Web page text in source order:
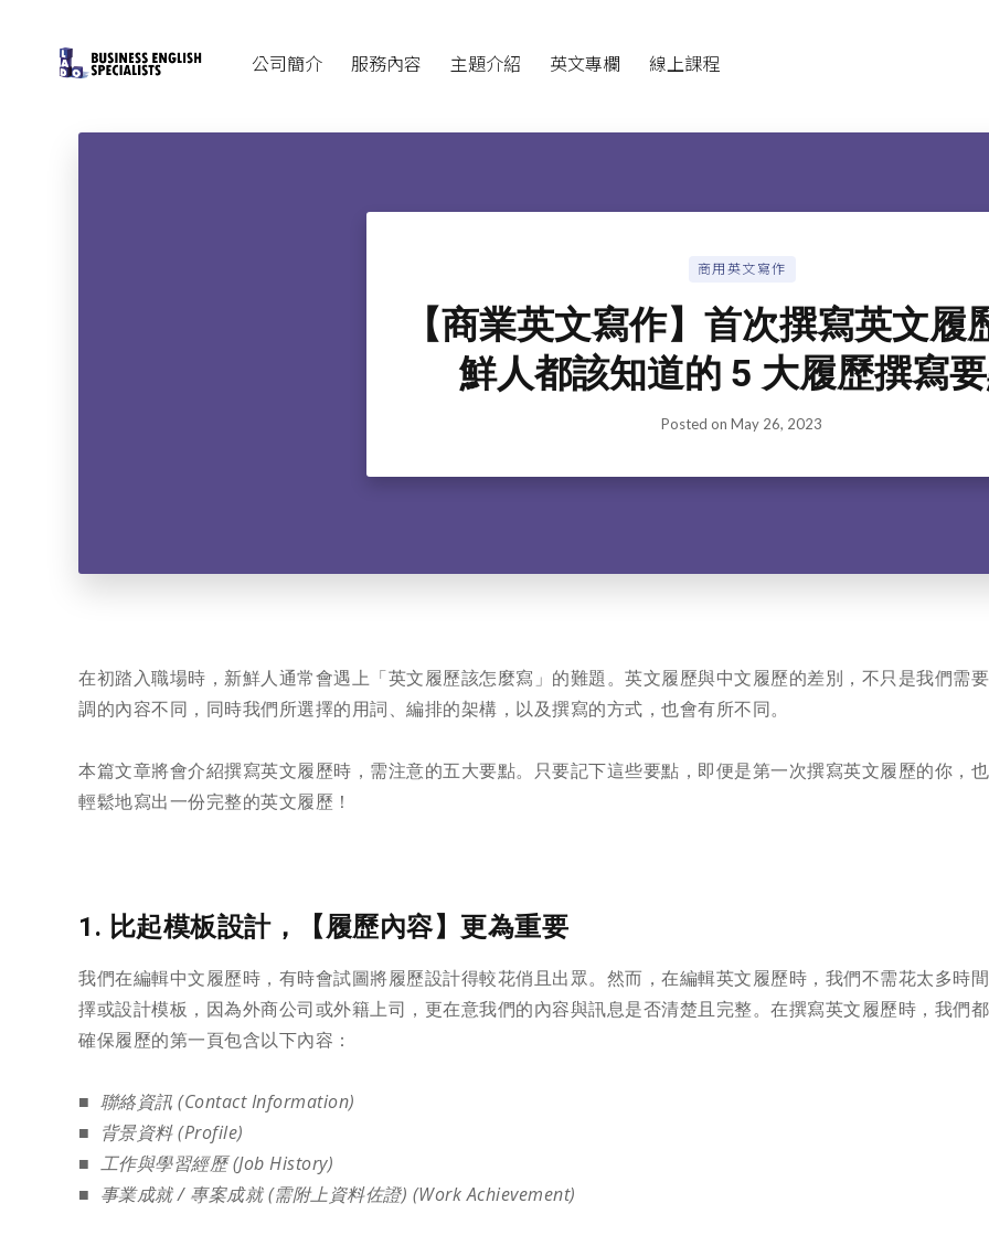
公司簡介 服務內容 主題介紹 英文專欄 線上課程
商用英文寫作
【商業英文寫作】首次撰寫英文履
鮮人都該知道的 5 大履歷撰寫
Posted on May 26, 2023
在初踏入職場時，新鮮人通常會遇上「英文履歷該怎麼寫」的難題。英文履歷與中文履歷的差別，不只是我們需
調的內容不同，同時我們所選擇的用詞、編排的架構，以及撰寫的方式，也會有所不同。
本篇文章將會介紹撰寫英文履歷時，需注意的五大要點。只要記下這些要點，即便是第一次撰寫英文履歷的你，
輕鬆地寫出一份完整的英文履歷！
1. 比起模板設計，【履歷內容】更為重要
我們在編輯中文履歷時，有時會試圖將履歷設計得較花俏且出眾。然而，在編輯英文履歷時，我們不需花太多時
擇或設計模板，因為外商公司或外籍上司，更在意我們的內容與訊息是否清楚且完整。在撰寫英文履歷時，我們
確保履歷的第一頁包含以下內容：
■ 聯絡資訊 (Contact Information)
■ 背景資料 (Profile)
■ 工作與學習經歷 (Job History)
■ 事業成就 / 專案成就 (需附上資料佐證) (Work Achievement)